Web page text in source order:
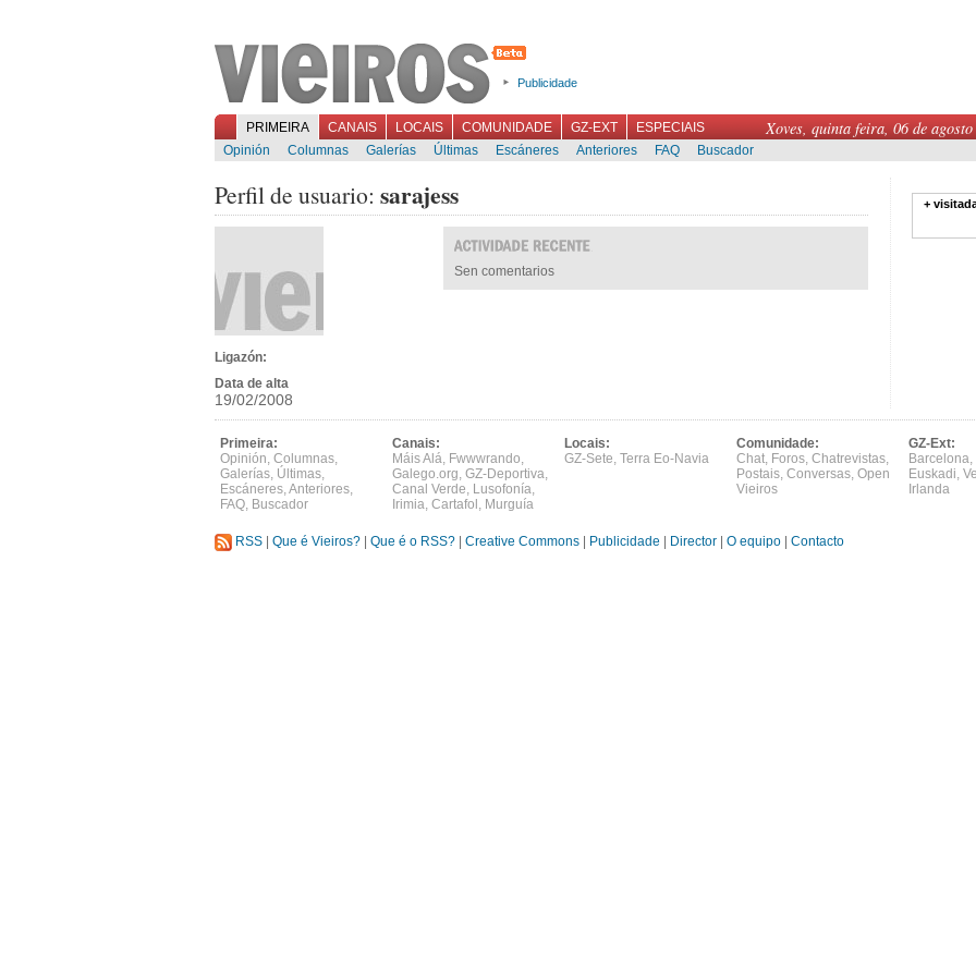
Publicidade
Xoves, quinta feira, 06 de agosto
PRIMEIRA CANAIS LOCAIS COMUNIDADE GZ-EXT
ESPECIAIS
Opinión
Columnas Galerías Últimas Escáneres Anteriores FAQ Buscador
Perfil de usuario: sarajess
Ligazón:
Data de alta
19/02/2008
Sen comentarios
+
Primeira:
Opinión, Columnas,
Galerías, Últimas,
Escáneres,Anteriores,
FAQ, Buscador
Canais:
Máis Alá, Fwwwrando,
Galego.org, GZ-Deportiva,
Canal Verde, Lusofonía,
Irimia, Cartafol , Murguía
Locais:
GZ-Sete, Terra Eo-Navia
Comunidade:
Chat, Foros, Chatrevistas,
Postais, Conversas, Open
Vieiros
GZ-Ext:
Barcelona,
Euskadi,
Irlanda
RSS Que é Vieiros? Que é o RSS? Creative Commons Publicidade Director O equipo Contacto